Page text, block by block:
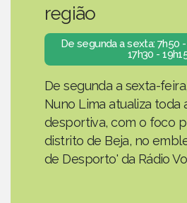
região
De segunda a sexta: 7h50 -
17h30 -
De segunda a sexta-
Nuno Lima atualiza toda
desportiva, com o foco
distrito de Beja, no
de Desporto' da Rádio